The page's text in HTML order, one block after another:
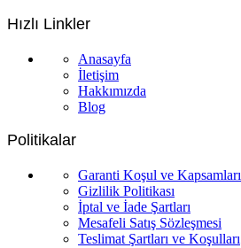
Hızlı Linkler
Anasayfa
İletişim
Hakkımızda
Blog
Politikalar
Garanti Koşul ve Kapsamları
Gizlilik Politikası
İptal ve İade Şartları
Mesafeli Satış Sözleşmesi
Teslimat Şartları ve Koşulları